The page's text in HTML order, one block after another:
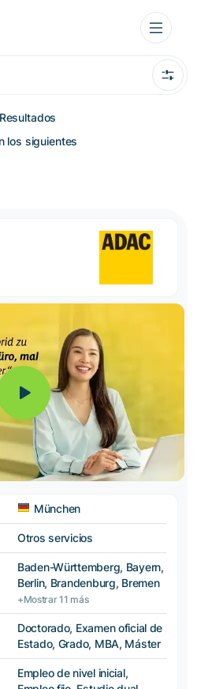
los siguientes
München
Otros servicios
Baden-Württemberg, Bayern,
Berlin, Brandenburg, Bremen
+Mostrar 11 más
Doctorado, Examen oficial de
Estado, Grado, MBA, Máster
Empleo de nivel inicial,